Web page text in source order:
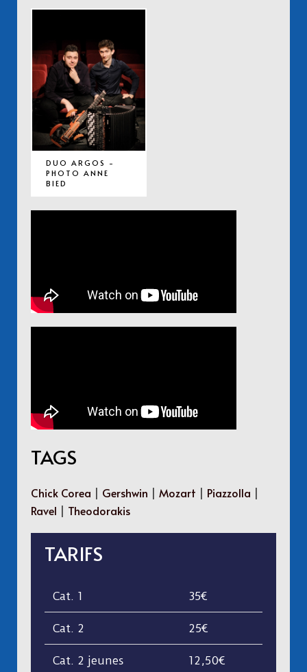
DUO ARGOS -
PHOTO ANNE
BIED
TAGS
Chick Corea | Gershwin | Mozart | Piazzolla |
Ravel | Theodorakis
TARIFS
Cat. 1 35€
Cat. 2 25€
Cat. 2 jeunes 12,50€